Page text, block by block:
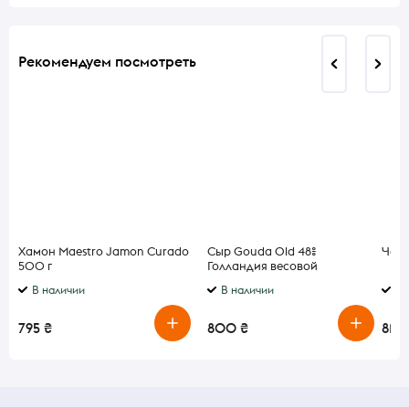
Рекомендуем посмотреть
Хамон Maestro Jamon Curado
500 г
В наличии
795 ₴
Сыр Gouda Old 48%
Голландия весовой
В наличии
800 ₴
Чай
810